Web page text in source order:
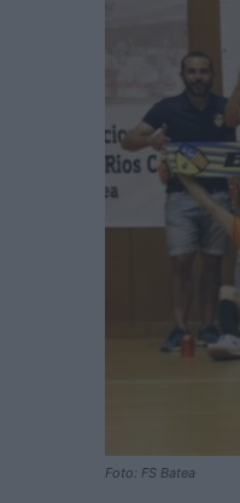
Foto: FS Batea